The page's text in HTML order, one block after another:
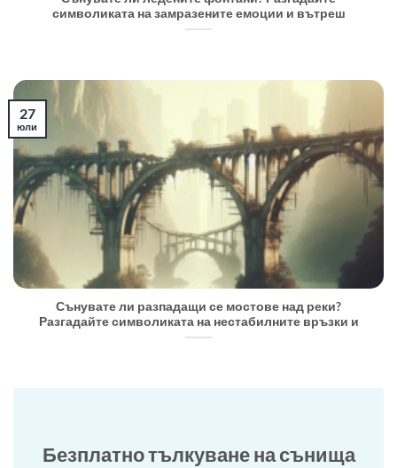
символиката на замразените емоции и вътреш
Сънувате ли разпадащи се мостове над реки?
Разгадайте символиката на нестабилните връзки и
27
юли
Безплатно тълкуване на сънища